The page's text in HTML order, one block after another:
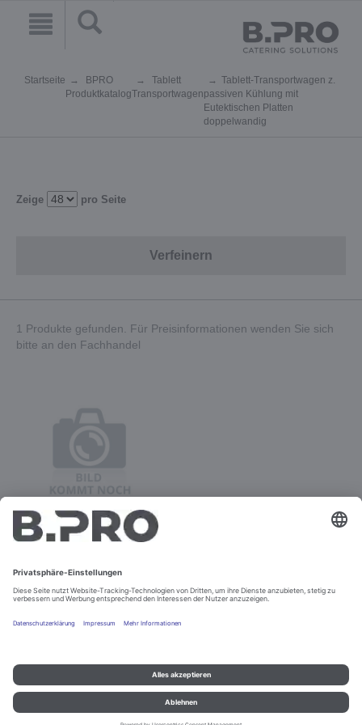
Startseite
BPRO
Produktkatalog
Tablett
Transportwagen
Tablett-Transportwagen z.
passiven Kühlung mit
Eutektischen Platten
doppelwandig
Zeige pro Seite
Verfeinern
1 Produkte gefunden. Für Preisinformationen wenden Sie sich
bitte an den Fachhandel
Best.-Nr. 390252
Impressum und Datenschutz Kontakt
Rechtliche Hinweise
© B.PRO Catering Solutions 2022